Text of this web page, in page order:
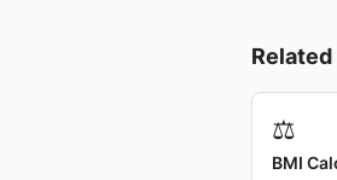
⚖️
BMI